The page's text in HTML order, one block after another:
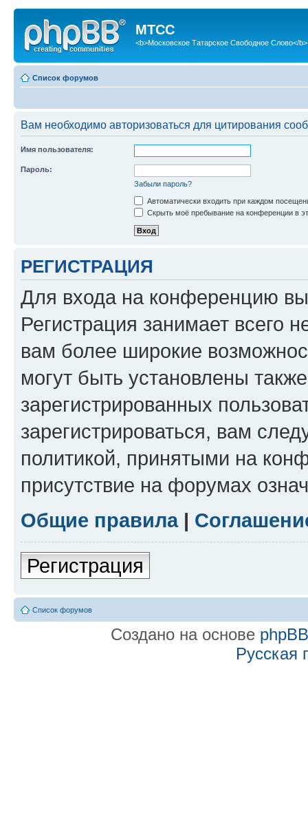
МТСС
<b>Московское Татарское Свободное Слово</b>
Список форумов
Вам необходимо авторизоваться для цитирования
Имя пользователя:
Пароль:
Забыли пароль?
Автоматически входить при каждом
Скрыть моё пребывание на конференции в
РЕГИСТРАЦИЯ
Для входа на конференцию
Регистрация занимает всего
вам более широкие
могут быть установлены
зарегистрированных
зарегистрироваться, вам
политикой, принятыми на
присутствие на форумах
Общие правила|
Регистрация
Список форумов
Создано на основе phpBB
Русская